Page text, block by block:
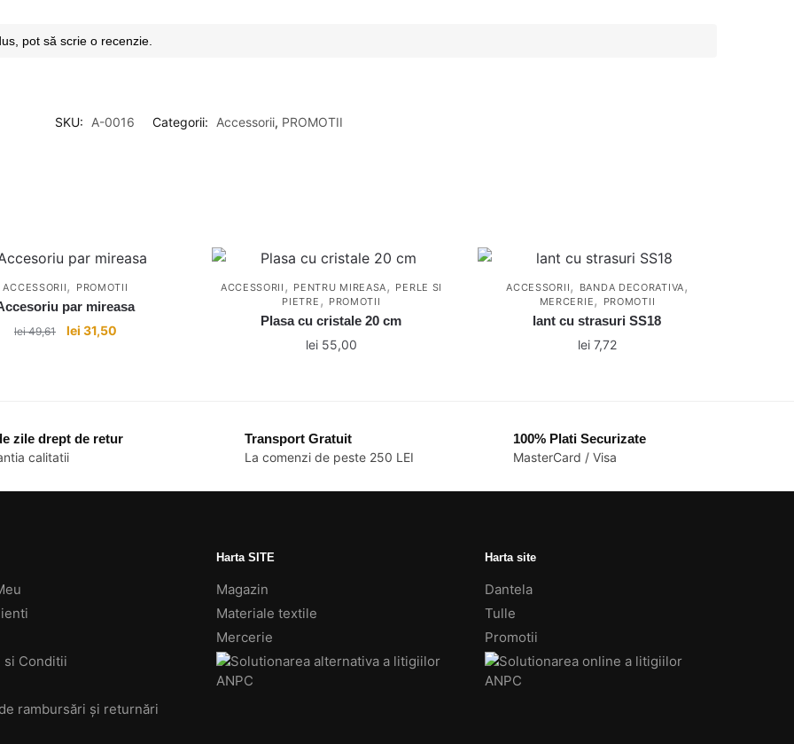
pot să scrie o recenzie.
SKU: A-0016 Categorii: Accessorii, PROMOTII
ACCESSORII , PROMOTII
par mireasa
lei49,61
Prețul
lei 31,50Prețul
ACCESSORII , PENTRU MIREASA , PERLE SI
PIETRE , PROMOTII
Plasa cu cristale 20 cm
lei55,00
mai
multe
ACCESSORII , BANDA DECORATIVA ,
MERCERIE , PROMOTII
lant cu strasuri SS18
lei7,72
zile drept de retur
calitatii
Transport Gratuit
La comenzi de peste 250 LEI
100% Plati Securizate
MasterCard / Visa
si Conditii
rambursări și returnări
Harta SITE
Magazin
Materiale textile
Mercerie
Harta site
Dantela
Tulle
Promotii